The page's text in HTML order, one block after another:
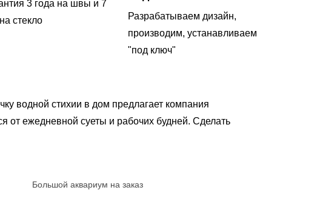
3 года на швы и 7
стекло
Разрабатываем дизайн,
производим, устанавливаем
"под ключ"
водной стихии в дом предлагает компания
от ежедневной суеты и рабочих будней. Сделать